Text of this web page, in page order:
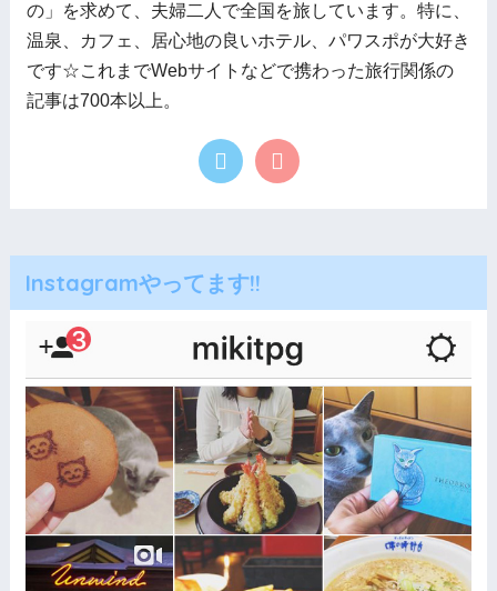
の」を求めて、夫婦二人で全国を旅しています。特に、
温泉、カフェ、居心地の良いホテル、パワスポが大好き
です☆これまでWebサイトなどで携わった旅行関係の
記事は700本以上。
Instagramやってます!!